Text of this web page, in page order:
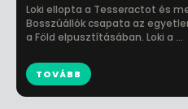
Loki ellopta a Tesseractot és
Bosszúállók csapata az
a Föld elpusztításában. Loki a ...
TOVÁBB